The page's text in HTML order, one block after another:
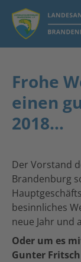
Frohe
einen
2018…
Der Vorstand
Brandenburg
besinnliches
neue Jahr und
Oder um es
Gunter